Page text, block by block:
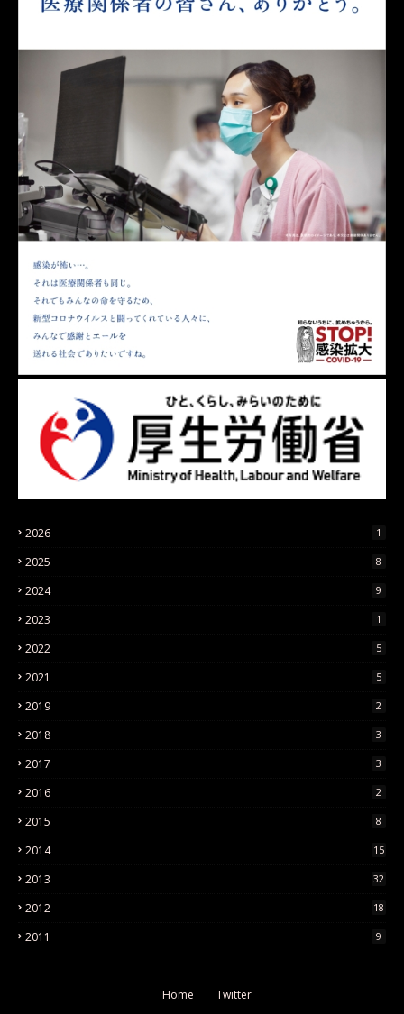
2026 1
2025 8
2024 9
2023 1
2022 5
2021 5
2019 2
2018 3
2017 3
2016 2
2015 8
2014 15
2013 32
2012 18
2011 9
Home Twitter